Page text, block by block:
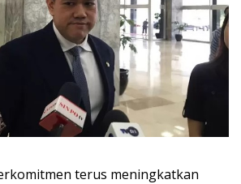
terus meningkatkan